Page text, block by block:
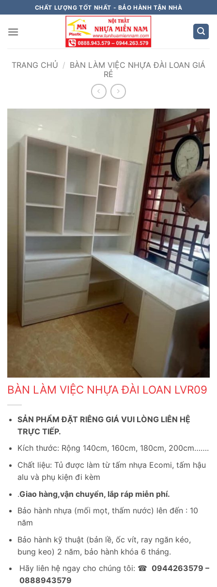
qua
nội
CHẤT LƯỢNG TỐT NHẤT - BẢO HÀNH TẬN NHÀ
TRANG CHỦ / BÀN LÀM VIỆC NHỰA ĐÀI LOAN GIÁ
RẺ
BÀN LÀM VIỆC NHỰA ĐÀI LOAN LVR09
SẢN PHẨM ĐẶT RIÊNG GIÁ VUI LÒNG LIÊN HỆ
TRỰC TIẾP.
Kích thước: Rộng 140cm, 160cm, 180cm, 200cm…….
Chất liệu: Tủ được làm từ tấm nhựa Ecomi, tấm hậu
alu và phụ kiện đi kèm
.Giao hàng,vận chuyển, lắp ráp miễn phí.
Bảo hành nhựa (mối mọt, thấm nước) lên đến : 10
năm
Bảo hành kỹ thuật (bản lề, ốc vít, ray ngăn kéo,
bung keo) 2 năm, bảo hành khóa 6 tháng.
Hãy liên hệ ngay cho chúng tôi: ☎ 0944263579 –
0888943579